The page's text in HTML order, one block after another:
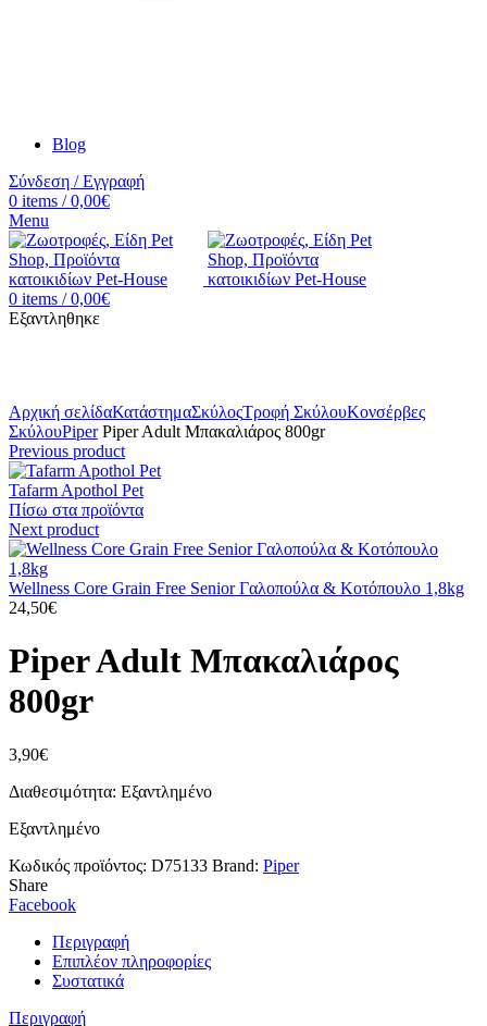
Blog
Σύνδεση / Εγγραφή
0 items / 0,00€
Menu
0 items / 0,00€
Εξαντληθηκε
Αρχική σελίδαΚατάστημαΣκύλοςΤροφή ΣκύλουΚονσέρβες
ΣκύλουPiperPiper Adult Μπακαλιάρος 800gr
Previous product
Tafarm Apothol Pet
Πίσω στα προϊόντα
Next product
Wellness Core Grain Free Senior Γαλοπούλα & Κοτόπουλο 1,8kg
24,50€
Piper Adult Μπακαλιάρος
800gr
3,90€
Διαθεσιμότητα: Εξαντλημένο
Εξαντλημένο
Κωδικός προϊόντος: D75133 Brand: Piper
Share
Facebook
Περιγραφή
Επιπλέον πληροφορίες
Συστατικά
Περιγραφή